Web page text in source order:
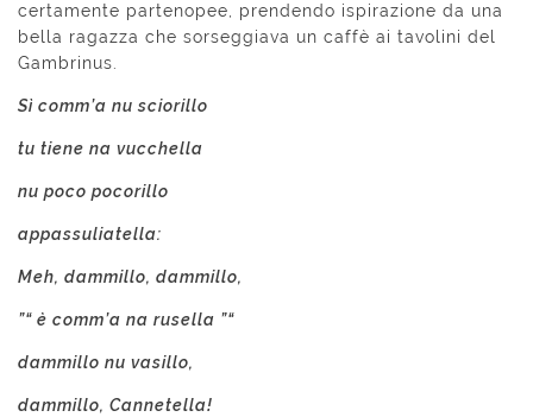
certamente par­tenopee, prendendo ispirazione da una
bella ragazza che sorseggiava un caffè ai tavolini del
Gambrinus.
Sì comm’a nu sciorillo
tu tiene na vucchella
nu poco pocorillo
appassuliatella:
Meh, dammillo, dammillo,
”“ è comm’a na rusella ”“
dammillo nu vasillo,
dammillo, Cannetella!